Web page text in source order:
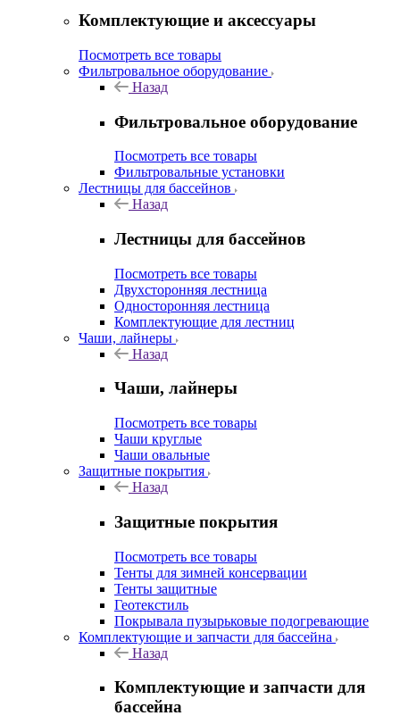
Комплектующие и аксессуары
Посмотреть все товары
Фильтровальное оборудование
Назад
Фильтровальное оборудование
Посмотреть все товары
Фильтровальные установки
Лестницы для бассейнов
Назад
Лестницы для бассейнов
Посмотреть все товары
Двухсторонняя лестница
Односторонняя лестница
Комплектующие для лестниц
Чаши, лайнеры
Назад
Чаши, лайнеры
Посмотреть все товары
Чаши круглые
Чаши овальные
Защитные покрытия
Назад
Защитные покрытия
Посмотреть все товары
Тенты для зимней консервации
Тенты защитные
Геотекстиль
Покрывала пузырьковые подогревающие
Комплектующие и запчасти для бассейна
Назад
Комплектующие и запчасти для
бассейна